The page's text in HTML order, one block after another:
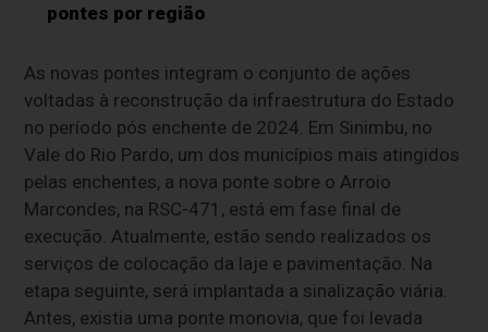
pontes por região
As novas pontes integram o conjunto de ações
voltadas à reconstrução da infraestrutura do Estado
no período pós enchente de 2024. Em Sinimbu, no
Vale do Rio Pardo, um dos municípios mais atingidos
pelas enchentes, a nova ponte sobre o Arroio
Marcondes, na RSC-471, está em fase final de
execução. Atualmente, estão sendo realizados os
serviços de colocação da laje e pavimentação. Na
etapa seguinte, será implantada a sinalização viária.
Antes, existia uma ponte monovia, que foi levada